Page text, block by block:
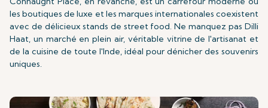
les boutiques de luxe et les marques internationales coexistent
avec de délicieux stands de street food. Ne manquez pas Dilli
Haat, un marché en plein air, véritable vitrine de l'artisanat et
de la cuisine de toute l'Inde, idéal pour dénicher des souvenirs
uniques.